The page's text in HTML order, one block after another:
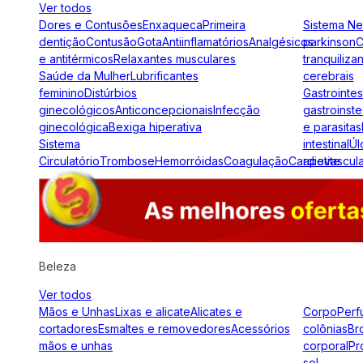
Ver todos
Dores e ContusõesEnxaquecaPrimeira
dentiçãoContusãoGotaAntiinflamatóriosAnalgésicos
e antitérmicosRelaxantes musculares
Saúde da MulherLubrificantes
femininoDistúrbios
ginecológicosAnticoncepcionaisInfecção
ginecológicaBexiga hiperativa
Sistema
CirculatórioTromboseHemorróidasCoagulação
Sistema
parkinson
cerebrais
e parasitas
intestinal
apetite
Beleza
Ver todos
Mãos e UnhasLixas e alicateAlicates e
cortadoresEsmaltes e removedoresAcessórios
mãos e unhas
Corpo
colônias
corporal